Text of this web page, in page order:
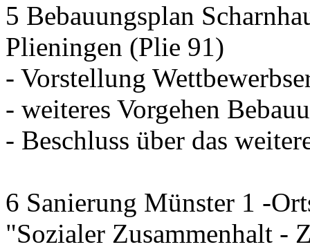
5 Bebauungsplan
Plieningen (Plie 91)
- Vorstellung
- weiteres Vorgehen
- Beschluss über das
6 Sanierung Münster 1 -
"Sozialer Zusammenhalt -